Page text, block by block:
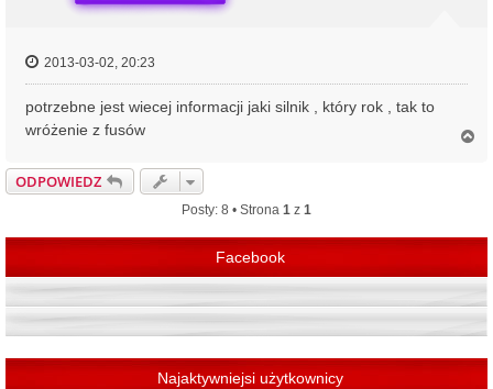
2013-03-02, 20:23
potrzebne jest wiecej informacji jaki silnik , który rok , tak to
wróżenie z fusów
ODPOWIEDZ
Posty: 8 • Strona 1 z 1
Facebook
Najaktywniejsi użytkownicy